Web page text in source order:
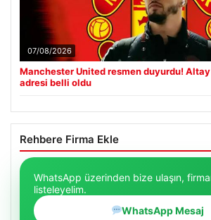
07/08/2026
Manchester United resmen duyurdu! Altay
adresi belli oldu
Rehbere Firma Ekle
WhatsApp üzerinden bize ulaşın,
listeleyelim.
WhatsApp Mesaj